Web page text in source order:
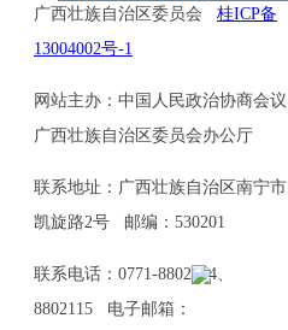
广西壮族自治区委员会 桂ICP备
13004002号-1
网站主办：中国人民政治协商会议
广西壮族自治区委员会办公厅
联系地址：广西壮族自治区南宁市
凯旋路2号 邮编：530201
联系电话：0771-8802114、
8802115 电子邮箱：